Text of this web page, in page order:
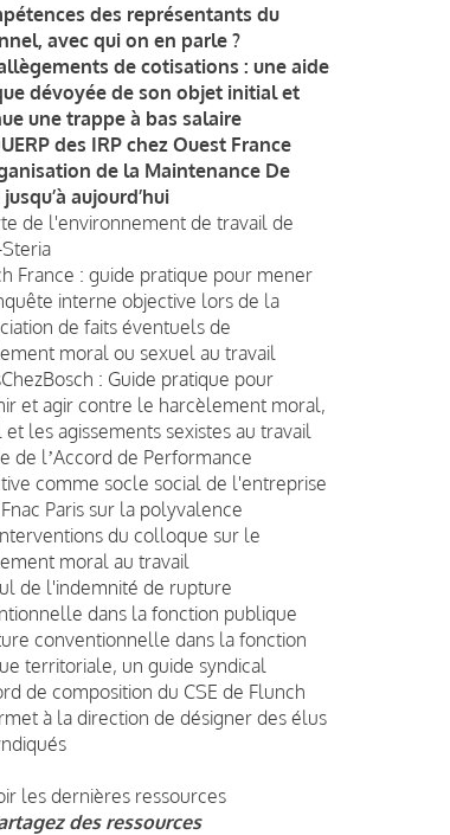
des représentants du
avec qui on en parle ?
de cotisations : une aide
dévoyée de son objet initial et
une trappe à bas salaire
des IRP chez Ouest France
de la Maintenance De
aujourd’hui
de l'environnement de travail de
France : guide pratique pour mener
interne objective lors de la
de faits éventuels de
moral ou sexuel au travail
: Guide pratique pour
et agir contre le harcèlement moral,
et les agissements sexistes au travail
de lʼAccord de Performance
comme socle social de l'entreprise
Paris sur la polyvalence
du colloque sur le
moral au travail
de l'indemnité de rupture
dans la fonction publique
conventionnelle dans la fonction
territoriale, un guide syndical
de composition du CSE de Flunch
à la direction de désigner des élus
les dernières ressources
des ressources